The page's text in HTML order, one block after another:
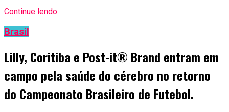
Continue lendo
Brasil
Lilly, Coritiba e Post-it® Brand entram em
campo pela saúde do cérebro no retorno
do Campeonato Brasileiro de Futebol.